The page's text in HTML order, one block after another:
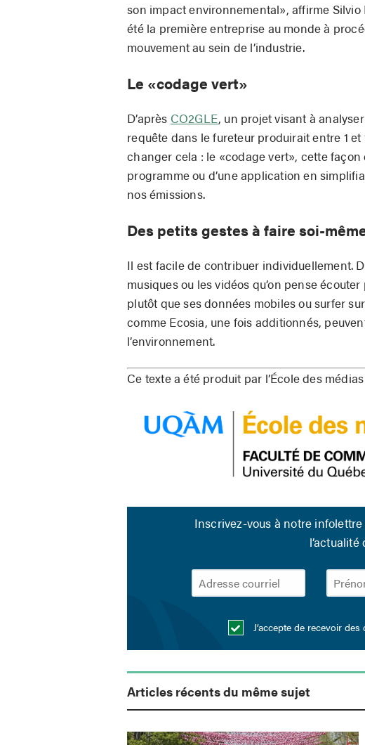
son impact environnemental», affirme
été la première entreprise au monde à
mouvement au sein de l’industrie.
Le «codage vert»
D’après CO2GLE, un projet visant à
requête dans le fureteur produirait entre 1 et
changer cela : le «codage vert», cette
programme ou d’une application en
nos émissions.
Des petits gestes à faire soi-
Il est facile de contribuer individuellement.
musiques ou les vidéos qu’on pense
plutôt que ses données mobiles ou surfer
comme Ecosia, une fois additionnés,
l’environnement.
Ce texte a été produit par l’École des
Inscrivez-vous à notre
J’accepte de recevoir
Articles récents du même sujet